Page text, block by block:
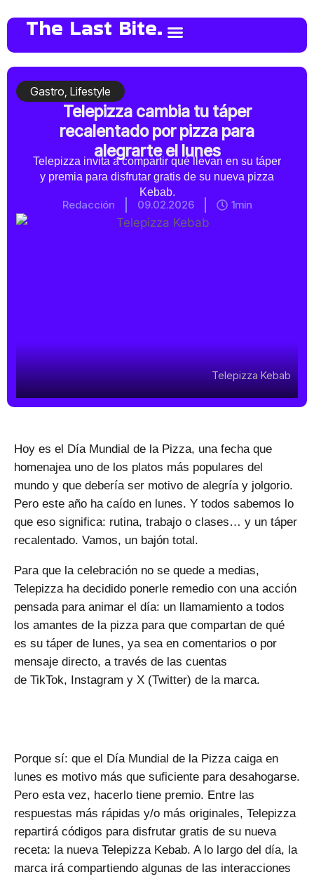
The Last Bite.
Gastro, Lifestyle
Telepizza cambia tu táper
recalentado por pizza para
alegrarte el lunes
Telepizza invita a compartir qué llevan en su táper
y premia para disfrutar gratis de su nueva pizza
Kebab.
Redacción 09.02.2026 1min
Telepizza Kebab
Hoy es el Día Mundial de la Pizza, una fecha que
homenajea uno de los platos más populares del
mundo y que debería ser motivo de alegría y jolgorio.
Pero este año ha caído en lunes. Y todos sabemos lo
que eso significa: rutina, trabajo o clases… y un táper
recalentado. Vamos, un bajón total.
Para que la celebración no se quede a medias,
Telepizza ha decidido ponerle remedio con una acción
pensada para animar el día: un llamamiento a todos
los amantes de la pizza para que compartan de qué
es su táper de lunes, ya sea en comentarios o por
mensaje directo, a través de las cuentas
de TikTok, Instagram y X (Twitter) de la marca.
Porque sí: que el Día Mundial de la Pizza caiga en
lunes es motivo más que suficiente para desahogarse.
Pero esta vez, hacerlo tiene premio. Entre las
respuestas más rápidas y/o más originales, Telepizza
repartirá códigos para disfrutar gratis de su nueva
receta: la nueva Telepizza Kebab. A lo largo del día, la
marca irá compartiendo algunas de las interacciones